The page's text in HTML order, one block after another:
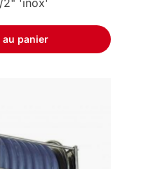
panier
2" 'inox'